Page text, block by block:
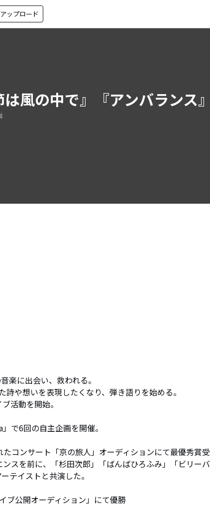
ップロード
は風の中で』『アンバランス』
楽に出会い、救われる。
や想いを表現したくなり、弾き語りを始める。
活動を開始。
で6回の自主企画を開催。
コンサート「京の旅人」オーディションにて最優秀賞受
スを前に、「杉田次郎」「ばんばひろふみ」「ビリーバ
テイストと共演した。
ブ公開オーディション」にて優勝